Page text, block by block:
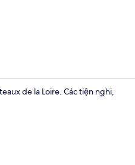
Phòng
de la Loire. Các tiện nghi,